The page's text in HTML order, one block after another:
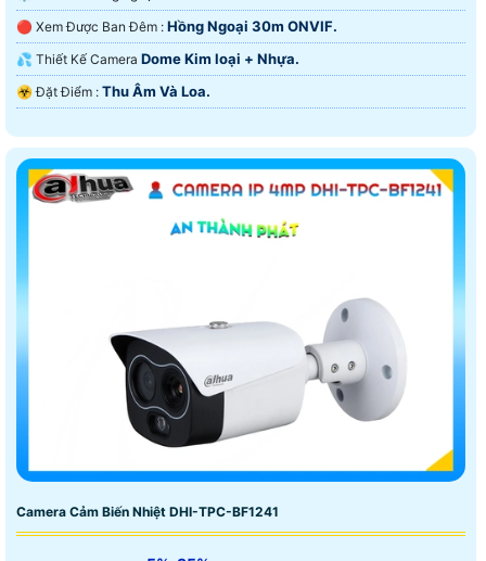
🔴 Xem Được Ban Đêm : Hồng Ngoại 30m ONVIF.
💦 Thiết Kế Camera Dome Kim loại + Nhựa.
️☣️ Đặt Điểm : Thu Âm Và Loa.
Camera Cảm Biến Nhiệt DHI-TPC-BF1241